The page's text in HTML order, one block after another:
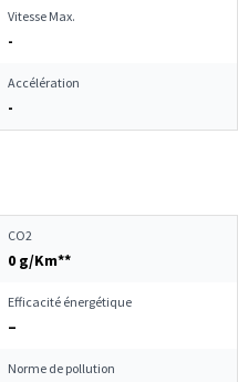
Vitesse Max.
-
Accélération
-
CO2
0 g/Km**
Efficacité énergétique
–
Norme de pollution